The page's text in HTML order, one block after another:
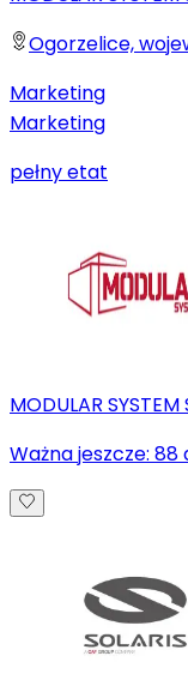
Ogorzelice,
Marketing
Marketing
pełny etat
MODULAR SYSTEM
Ważna jeszcze: 88